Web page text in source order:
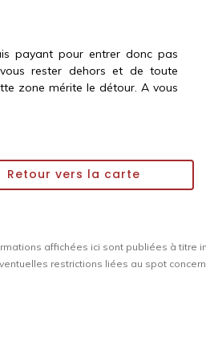
payant pour entrer donc pas
rester dehors et de toute
zone mérite le détour. A vous
Retour vers la carte
affichées ici sont publiées à
restrictions liées au spot